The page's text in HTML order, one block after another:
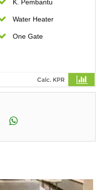
K. Pembantu
Water Heater
One Gate
Calc. KPR